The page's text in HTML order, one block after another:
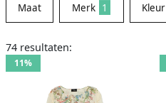
Maat Merk 1 Kleur
74 resultaten:
11%